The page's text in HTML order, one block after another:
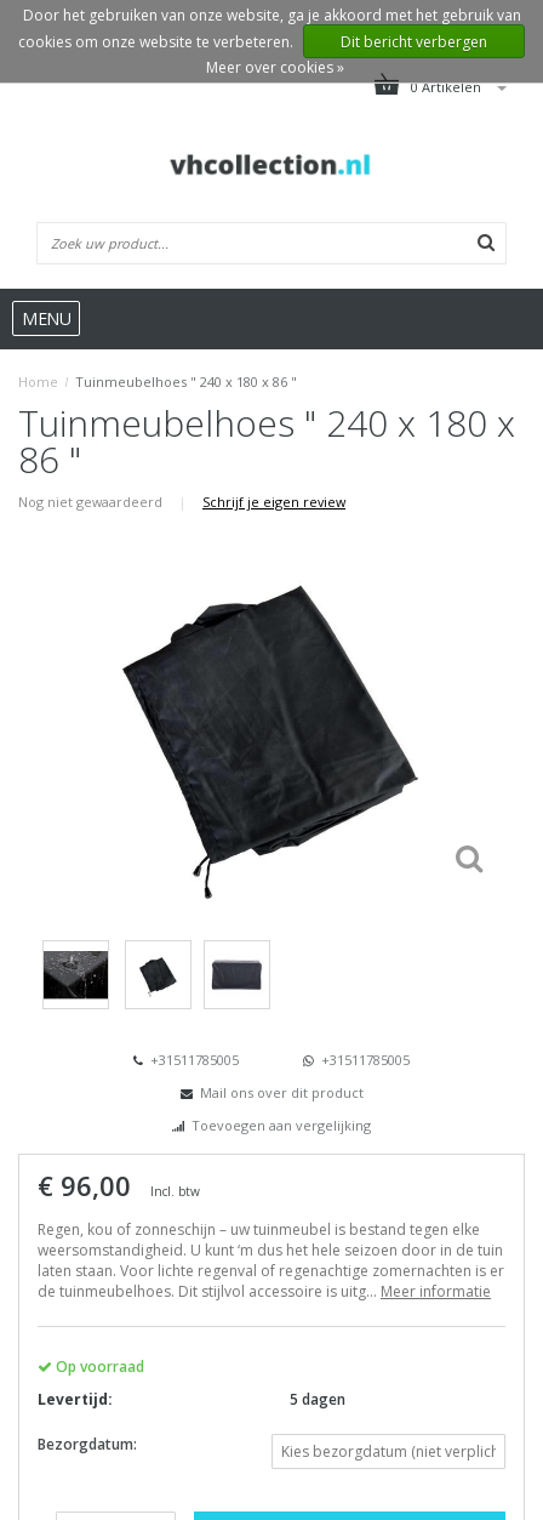
0 Artikelen
MENU
Home / Tuinmeubelhoes " 240 x 180 x 86 "
Tuinmeubelhoes " 240 x 180 x
86 "
Nog niet gewaardeerd | Schrijf je eigen review
+31511785005
+31511785005
Mail ons over dit product
Toevoegen aan vergelijking
€ 96,00 Incl. btw
Regen, kou of zonneschijn – uw tuinmeubel is bestand tegen elke
weersomstandigheid. U kunt ‘m dus het hele seizoen door in de tuin
laten staan. Voor lichte regenval of regenachtige zomernachten is er
de tuinmeubelhoes. Dit stijlvol accessoire is uitg... Meer informatie
Op voorraad
Levertijd:
5 dagen
Bezorgdatum:
Door het gebruiken van onze website, ga je akkoord met het gebruik van
cookies om onze website te verbeteren.
Dit bericht verbergen
Meer over cookies »